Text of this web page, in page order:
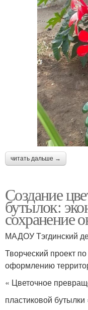
читать дальше →
Создание
бутылок:
сохранение
МАДОУ Тэгдинский
Творческий проект
оформлению
« Цветочное
пластиковой бутылки